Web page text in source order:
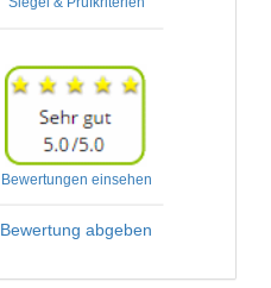
Bewertungen einsehen
Bewertung abgeben